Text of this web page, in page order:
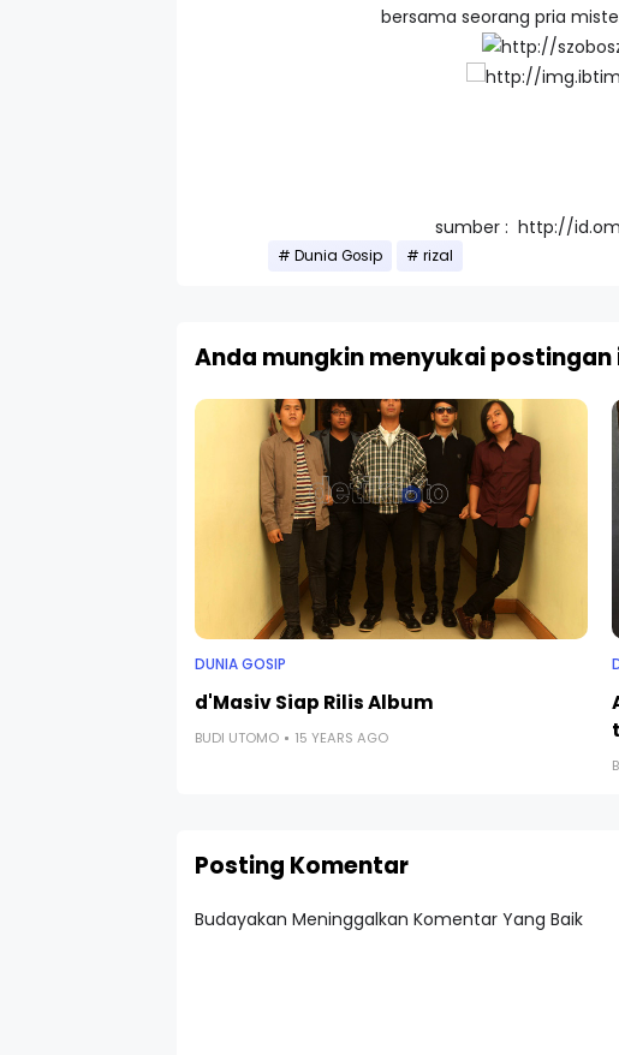
bersama seorang pria
sumber : http://
Dunia Gosip rizal
Anda mungkin menyukai postingan
DUNIA GOSIP
d'Masiv Siap Rilis Album
BUDI UTOMO 15 YEARS AGO
Posting Komentar
Budayakan Meninggalkan Komentar Yang Baik